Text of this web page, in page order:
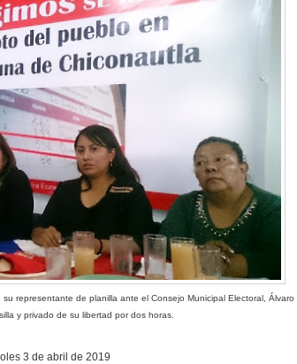
representante de planilla ante el Consejo Municipal Electoral, Álvaro
y privado de su libertad por dos horas.
3 de abril de 2019